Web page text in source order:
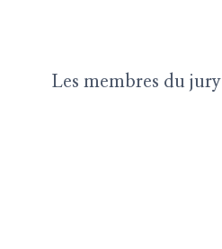
Les membres du jury